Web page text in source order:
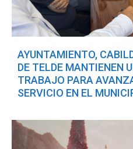
AYUNTAMIENTO,
DE TELDE MANTIENEN
TRABAJO PARA
SERVICIO EN EL